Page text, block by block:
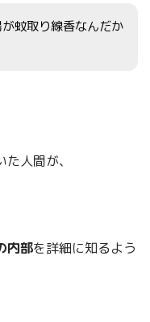
蚊取り線香なんだか
人間が、
内部を詳細に知るよう